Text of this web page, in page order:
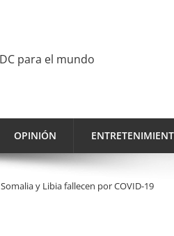
para el mundo
OPINIÓN
y Libia fallecen por COVID-19